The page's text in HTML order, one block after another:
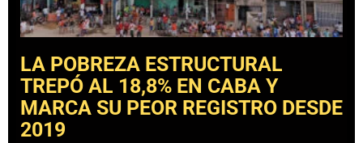
LA POBREZA ESTRUCTURAL
TREPÓ AL 18,8% EN CABA Y
MARCA SU PEOR REGISTRO DESDE
2019